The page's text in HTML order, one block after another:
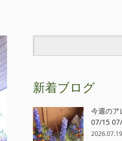
新着ブログ
今週のア
07/15
2026.07.19